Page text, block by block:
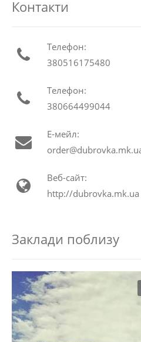
Контакти
Телефон:
380516175480
Телефон:
380664499044
Е-мейл:
Веб-сайт:
http://dubrovka.mk.ua
Заклади поблизу